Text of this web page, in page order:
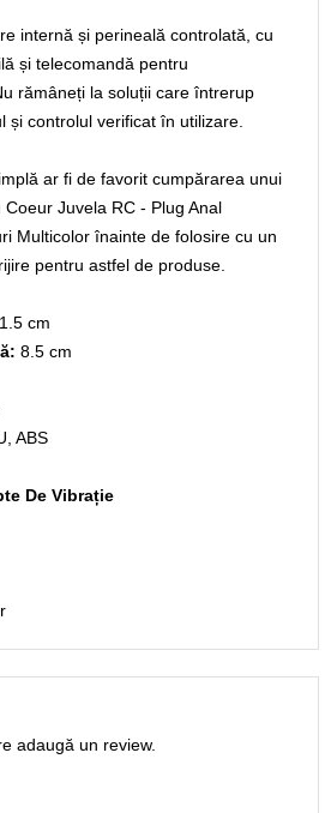
internă și perineală controlată, cu
și telecomandă pentru
rămâneți la soluții care întrerup
și controlul verificat în utilizare.
ar fi de favorit cumpărarea unui
Juvela RC - Plug Anal
Multicolor înainte de folosire cu un
pentru astfel de produse.
cm
8.5 cm
ABS
De Vibrație
adaugă un review.